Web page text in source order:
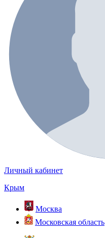
Личный кабинет
Крым
Москва
Московская область